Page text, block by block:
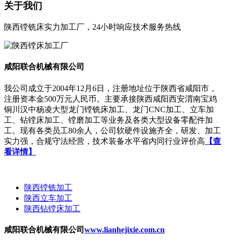
关于我们
陕西镗铣床实力加工厂，24小时响应技术服务热线
咸阳联合机械有限公司
我公司成立于2004年12月6日，注册地址位于陕西省咸阳市，
注册资本金500万元人民币。主要承接陕西咸阳西安渭南宝鸡
铜川汉中杨凌大型龙门镗铣床加工、龙门CNC加工、立车加
工、钻镗床加工、镗磨加工等业务及各类大型设备零配件加
工。现有各类员工80余人，公司软硬件设施齐全，研发、加工
实力强，合规守法经营，技术装备水平省内同行业评价高 【查
看详情】
陕西镗铣加工
陕西立车加工
陕西钻镗床加工
咸阳联合机械有限公司 www.lianhejixie.com.cn